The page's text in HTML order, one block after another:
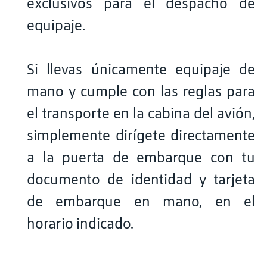
equipaje.
Si llevas únicamente equipaje de
mano y cumple con las reglas para
el transporte en la cabina del avión,
simplemente dirígete directamente
a la puerta de embarque con tu
documento de identidad y tarjeta
de embarque en mano, en el
horario indicado.